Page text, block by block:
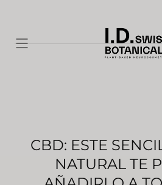
CBD: ESTE
NATURAL TE